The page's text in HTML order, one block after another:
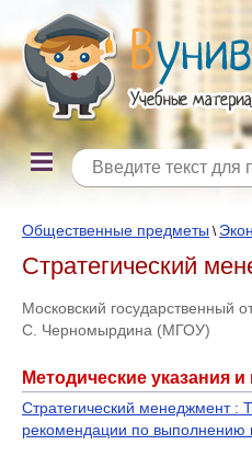
Общественные предметы \
Стратегический
Московский государственный
С. Черномырдина (МГОУ)
Методические указания
Стратегический менеджмент :
рекомендации по выполнению